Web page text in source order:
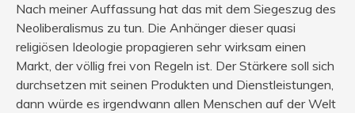
Nach meiner Auffassung hat das mit dem Siegeszug des
Neoliberalismus zu tun. Die Anhänger dieser quasi
religiösen Ideologie propagieren sehr wirksam einen
Markt, der völlig frei von Regeln ist. Der Stärkere soll sich
durchsetzen mit seinen Produkten und Dienstleistungen,
dann würde es irgendwann allen Menschen auf der Welt